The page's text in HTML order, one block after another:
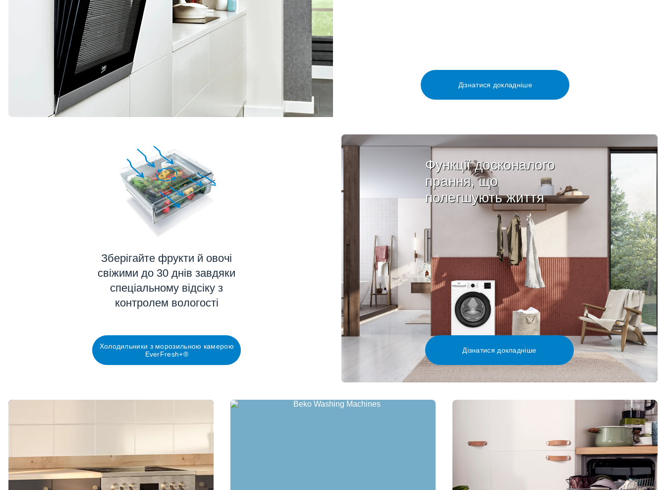
Дізнатися докладніше
Зберігайте фрукти й овочі
свіжими до 30 днів завдяки
спеціальному відсіку з
контролем вологості
Холодильники з морозильною камерою
EverFresh+®
Функції досконалого
прання, що
полегшують життя
Дізнатися докладніше